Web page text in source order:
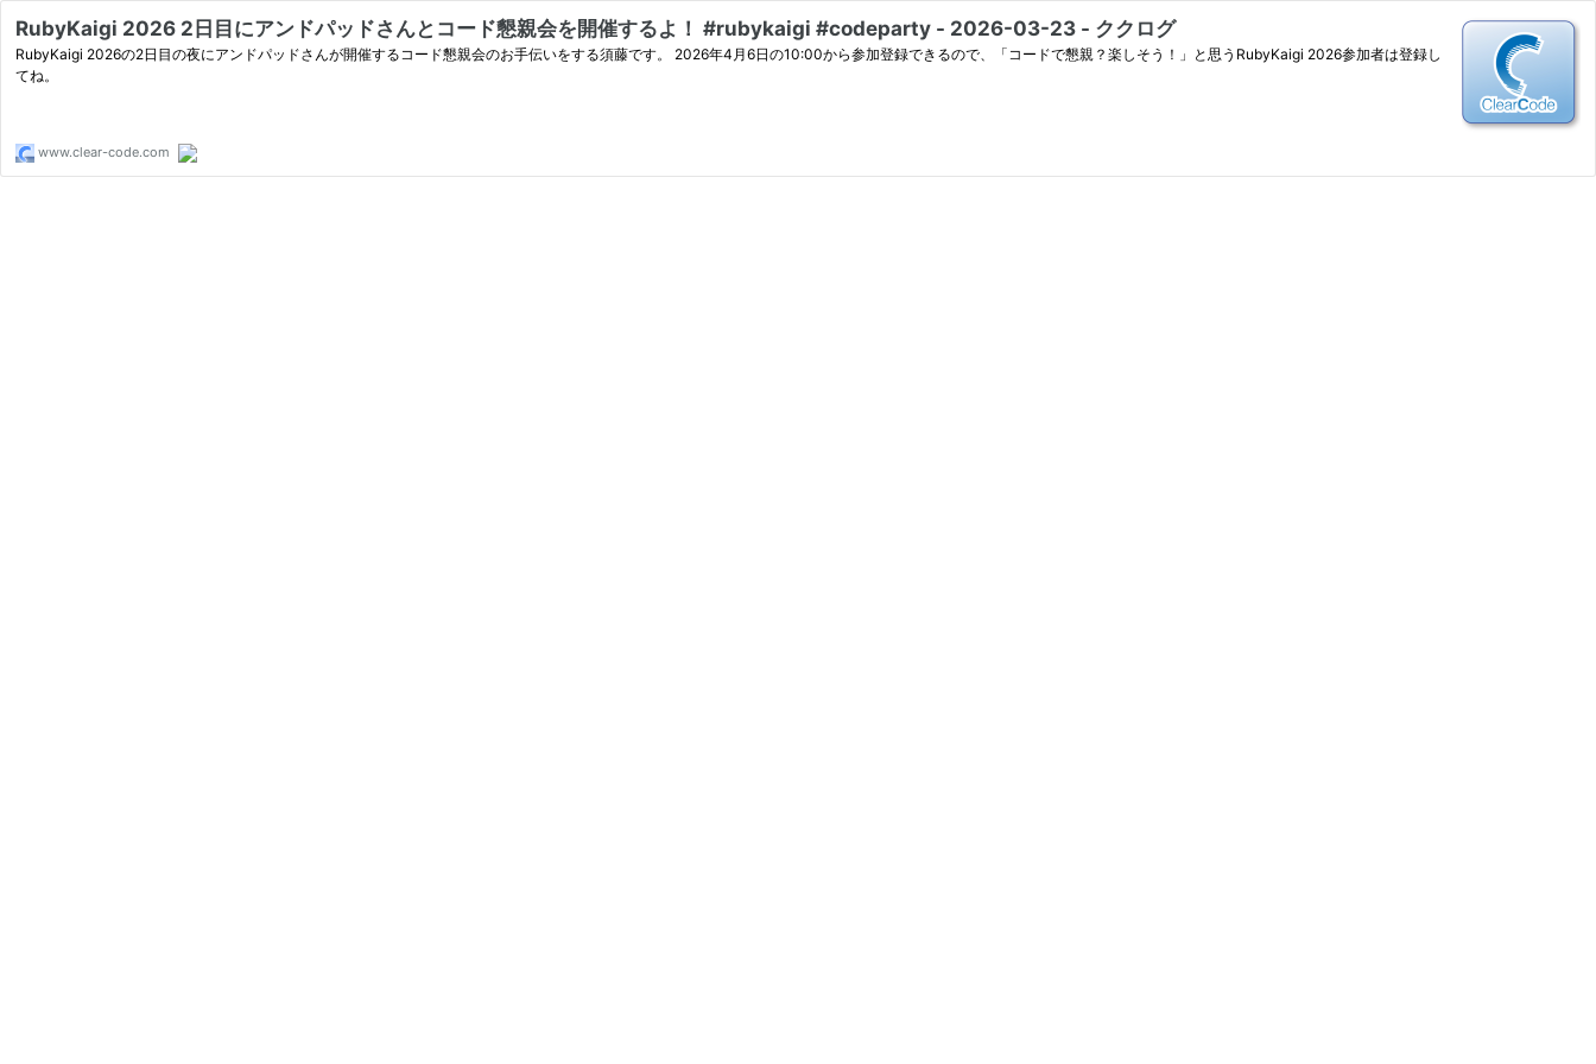
RubyKaigi 2026 2日目にアンドパッドさんとコード懇親会を開催するよ！ #rubykaigi #codeparty - 2026-03-23 - ククログ
RubyKaigi 2026の2日目の夜にアンドパッドさんが開催するコード懇親会のお手伝いをする須藤です。 2026年4月6日の10:00から参加登録できるので、「コードで懇親？楽しそう！」と思うRubyKaigi 2026参加者は登録し
てね。
www.clear-code.com